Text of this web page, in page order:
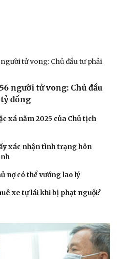
người tử vong: Chủ đầu
đồng
xá năm 2025 của Chủ tịch
xác nhận tình trạng hôn
nợ có thể vướng lao lý
xe tự lái khi bị phạt nguội?